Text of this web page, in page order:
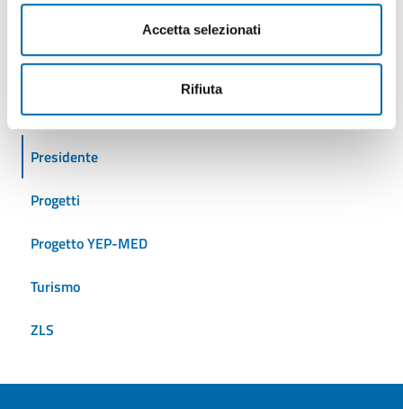
Accetta selezionati
Rifiuta
Iniziative
Logistica
Presidente
Progetti
Progetto YEP-MED
Turismo
ZLS